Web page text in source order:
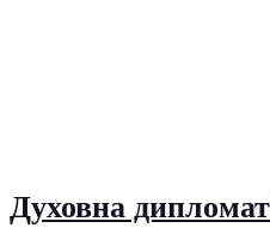
Духовна